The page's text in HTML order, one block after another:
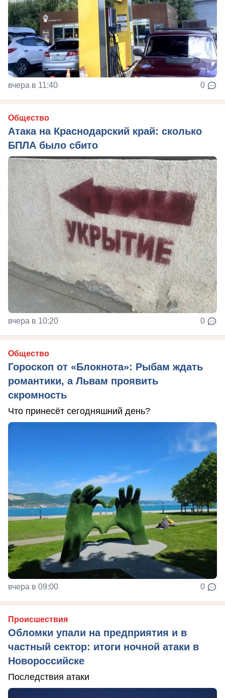
вчера в 11:40 0
Общество
Атака на Краснодарский край: сколько
БПЛА было сбито
вчера в 10:20 0
Общество
Гороскоп от «Блокнота»: Рыбам ждать
романтики, а Львам проявить
скромность
Что принесёт сегодняшний день?
вчера в 09:00 0
Происшествия
Обломки упали на предприятия и в
частный сектор: итоги ночной атаки в
Новороссийске
Последствия атаки